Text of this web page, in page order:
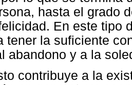
hasta el grado
En este tipo
tener la suficiente
abandono y a la
contribuye a la